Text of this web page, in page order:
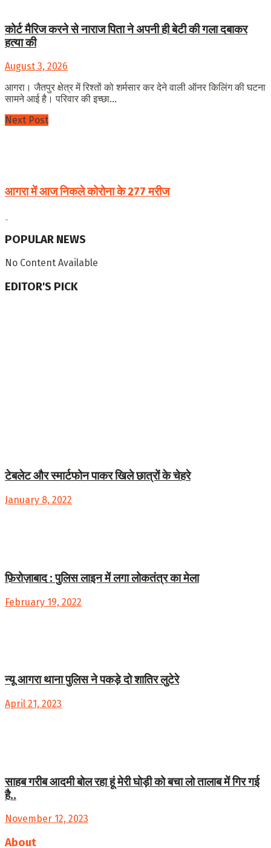
कोर्ट मैरिज करने से नाराज पिता ने अपनी ही बेटी की गला दबाकर
हत्या की
August 3, 2026
आगरा। जैतपुर क्षेत्र में रिश्तों को शर्मसार कर देने वाली ऑनर किलिंग की घटना
सामने आई है। परिवार की इच्छा...
Next Post
आगरा में आज निकले कोरोना के 277 मरीज
POPULAR NEWS
No Content Available
EDITOR'S PICK
टेबलेट और स्मार्टफोन पाकर खिले छात्रों के चेहरे
January 8, 2022
फ़िरोज़ाबाद : पुलिस लाइन में लगा लोकतंत्र का मेला
February 19, 2022
न्यू आगरा थाना पुलिस ने पकड़े दो शातिर लुटेरे
April 21, 2023
साहब गरीब आदमी बोल रहा हूं मेरी घोड़ी को बचा लो तालाब में गिर गई
है..
November 12, 2023
About